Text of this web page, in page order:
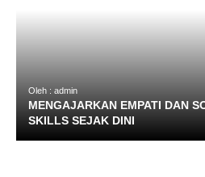
Oleh : admin
MENGAJARKAN EMPATI DAN
SKILLS SEJAK DINI